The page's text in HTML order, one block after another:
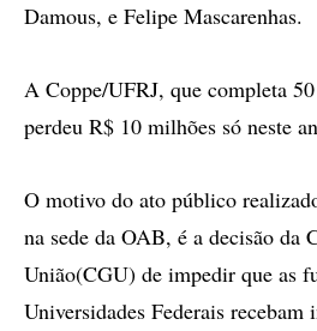
Damous, e Felipe Mascarenhas.
A Coppe/UFRJ, que completa
perdeu R$ 10 milhões só neste
O motivo do ato público
na sede da OAB, é a decisão da
União(CGU) de impedir que as
Universidades Federais recebam